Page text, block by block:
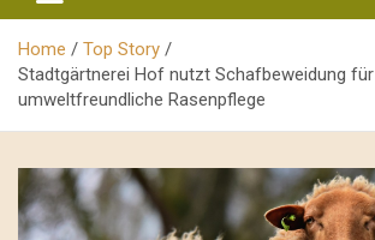
Home
Top Story
Stadtgärtnerei Hof nutzt Schafbeweidung für
umweltfreundliche Rasenpflege